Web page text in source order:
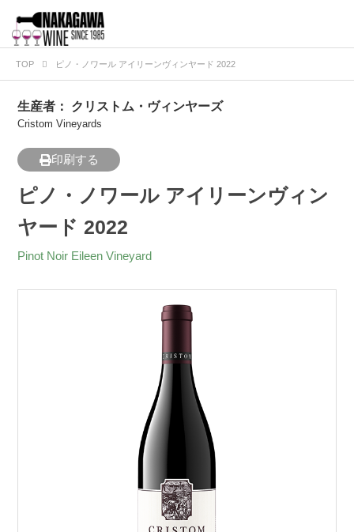
TOP ピノ・ノワール アイリーンヴィンヤード 2022
生産者： クリストム・ヴィンヤーズ
Cristom Vineyards
印刷する
ピノ・ノワール アイリーンヴィン
ヤード 2022
Pinot Noir Eileen Vineyard